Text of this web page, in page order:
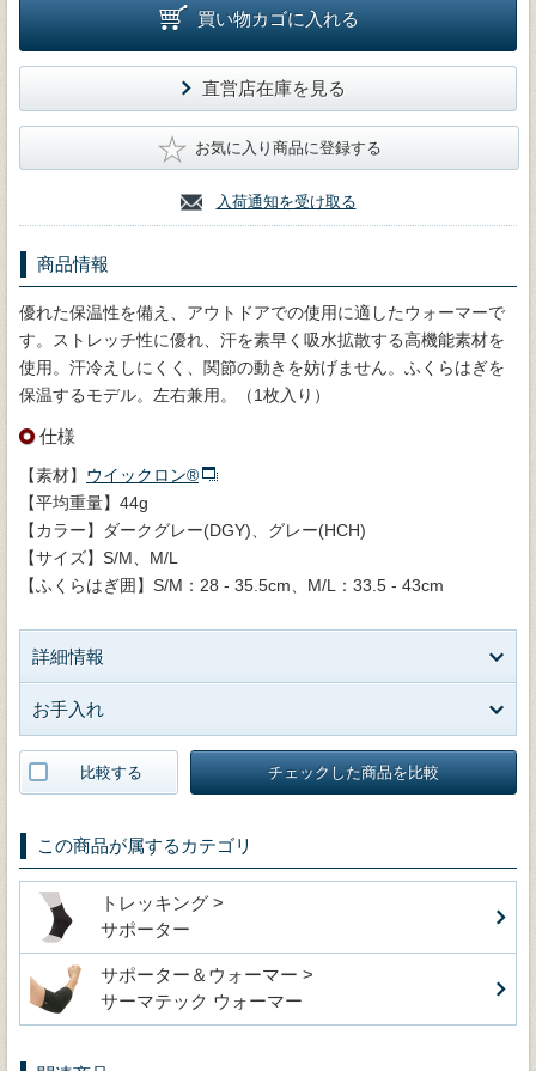
買い物カゴに入れる
直営店在庫を見る
★ お気に入り商品に登録する
入荷通知を受け取る
商品情報
優れた保温性を備え、アウトドアでの使用に適したウォーマーで
す。ストレッチ性に優れ、汗を素早く吸水拡散する高機能素材を
使用。汗冷えしにくく、関節の動きを妨げません。ふくらはぎを
保温するモデル。左右兼用。（1枚入り）
仕様
【素材】 ウイックロン®
【平均重量】44g
【カラー】ダークグレー(DGY)、グレー(HCH)
【サイズ】S/M、M/L
【ふくらはぎ囲】S/M：28 - 35.5cm、M/L：33.5 - 43cm
詳細情報
お手入れ
比較する チェックした商品を比較
この商品が属するカテゴリ
トレッキング >
サポーター
サポーター＆ウォーマー >
サーマテック ウォーマー